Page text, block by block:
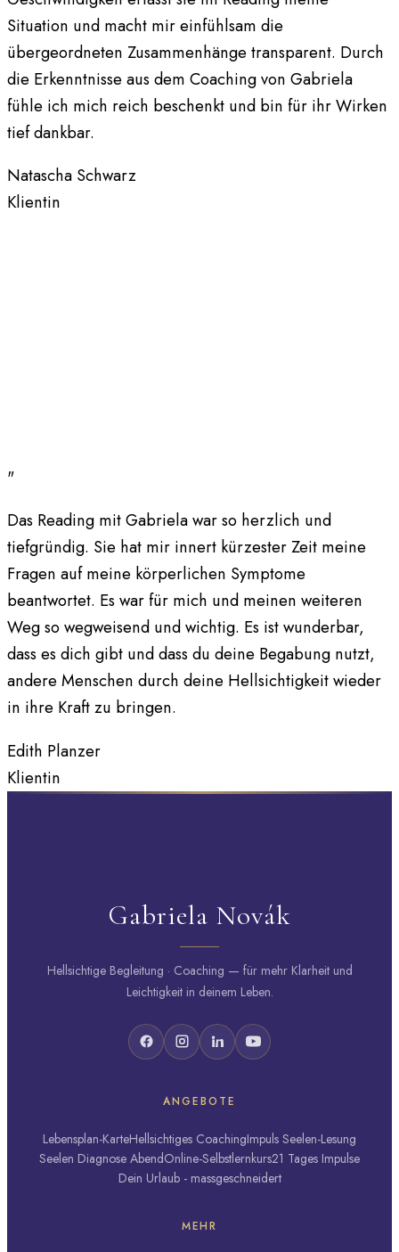
Situation und macht mir einfühlsam die
übergeordneten Zusammenhänge transparent. Durch
die Erkenntnisse aus dem Coaching von Gabriela
fühle ich mich reich beschenkt und bin für ihr Wirken
tief dankbar.
Natascha Schwarz
Klientin
"
Das Reading mit Gabriela war so herzlich und
tiefgründig. Sie hat mir innert kürzester Zeit meine
Fragen auf meine körperlichen Symptome
beantwortet. Es war für mich und meinen weiteren
Weg so wegweisend und wichtig. Es ist wunderbar,
dass es dich gibt und dass du deine Begabung nutzt,
andere Menschen durch deine Hellsichtigkeit wieder
in ihre Kraft zu bringen.
Edith Planzer
Klientin
Gabriela Novák
Hellsichtige Begleitung · Coaching — für mehr Klarheit und
Leichtigkeit in deinem Leben.
ANGEBOTE
Lebensplan-KarteHellsichtiges CoachingImpuls Seelen-Lesung
Seelen Diagnose AbendOnline-Selbstlernkurs21 Tages Impulse
Dein Urlaub - massgeschneidert
MEHR